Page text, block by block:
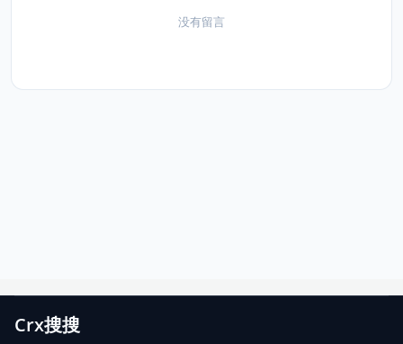
没有留言
Crx搜搜